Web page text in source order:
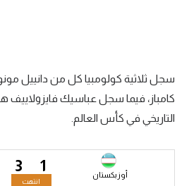
سعودي في الجول
الدوري الإنجليزي
دوري أبطال أوروبا
سجل ثلاثية كولومبيا كل من دانييل
كامباز، فيما سجل عباسيك فايزولاييف
التاريخي في كأس العالم.
1 أوزبكستان 3
انتهت